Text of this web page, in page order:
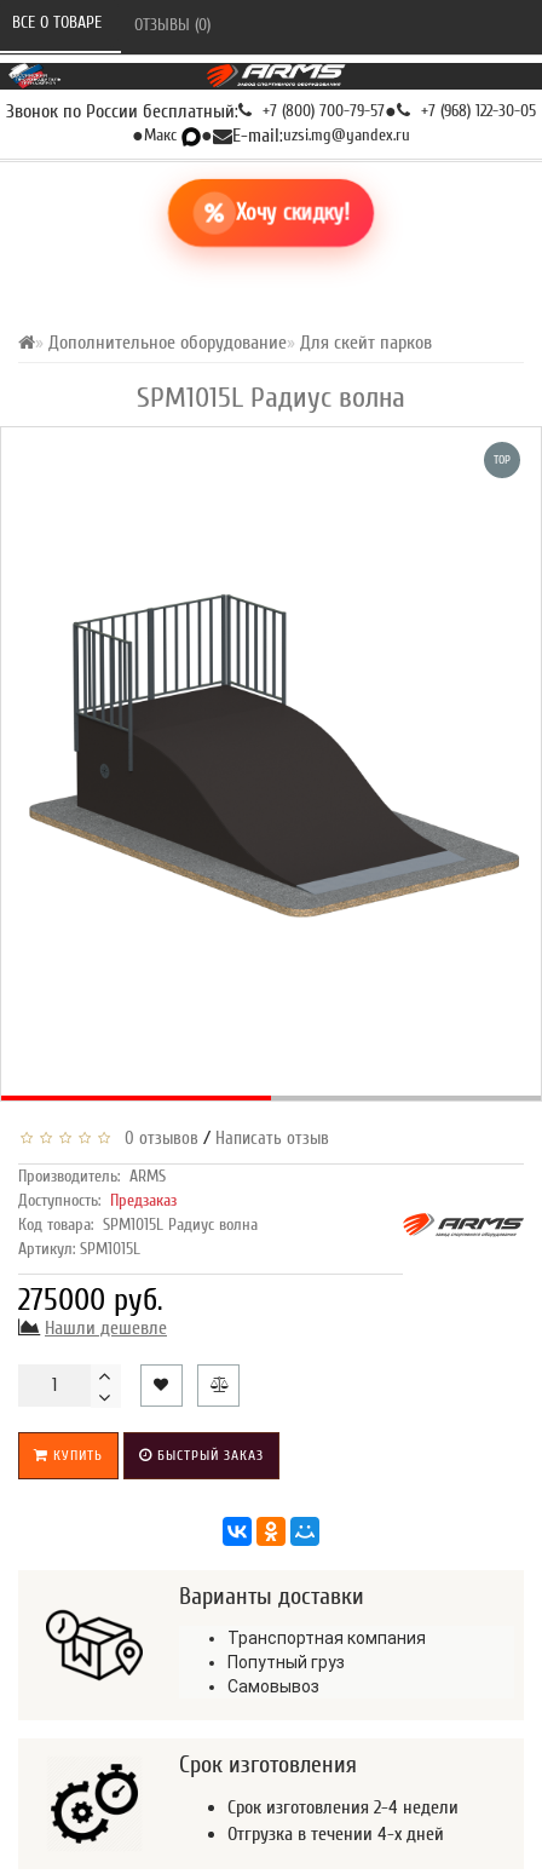
Звонок по России бесплатный: +7 (800) 700-79-57● +7 (968) 122-30-05
●Макс ● E-mail:uzsi.mg@yandex.ru
Хочу скидку!
Дополнительное оборудование Для скейт парков
SPM1015L Радиус волна
ВСЕ О ТОВАРЕ ОТЗЫВЫ (0)
TOP
0 отзывов / Написать отзыв
Производитель: ARMS
Доступность: Предзаказ
Код товара: SPM1015L Радиус волна
Артикул: SPM1015L
275000 руб.
Нашли дешевле
КУПИТЬ БЫСТРЫЙ ЗАКАЗ
Варианты доставки
Транспортная компания
Попутный груз
Самовывоз
Срок изготовления
Срок изготовления 2-4 недели
Отгрузка в течении 4-х дней